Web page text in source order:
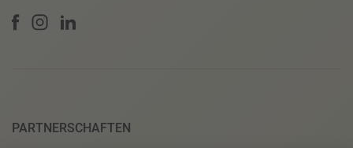
PARTNERSCHAFTEN